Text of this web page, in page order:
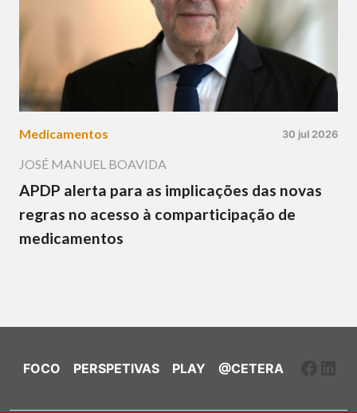
Medicamentos 30 jul 2026
JOSÉ MANUEL BOAVIDA
APDP alerta para as implicações das novas
regras no acesso à comparticipação de
medicamentos
FOCO PERSPETIVAS PLAY @CETERA